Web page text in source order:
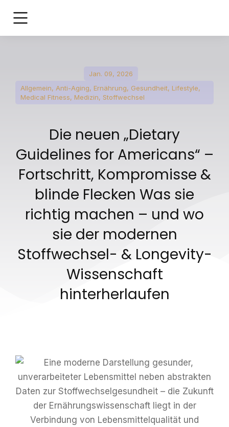
Jan. 09, 2026
Allgemein, Anti-Aging, Ernährung, Gesundheit, Lifestyle,
Medical Fitness, Medizin, Stoffwechsel
Die neuen „Dietary
Guidelines for Americans“ –
Fortschritt, Kompromisse &
blinde Flecken Was sie
richtig machen – und wo
sie der modernen
Stoffwechsel- & Longevity-
Wissenschaft
hinterherlaufen